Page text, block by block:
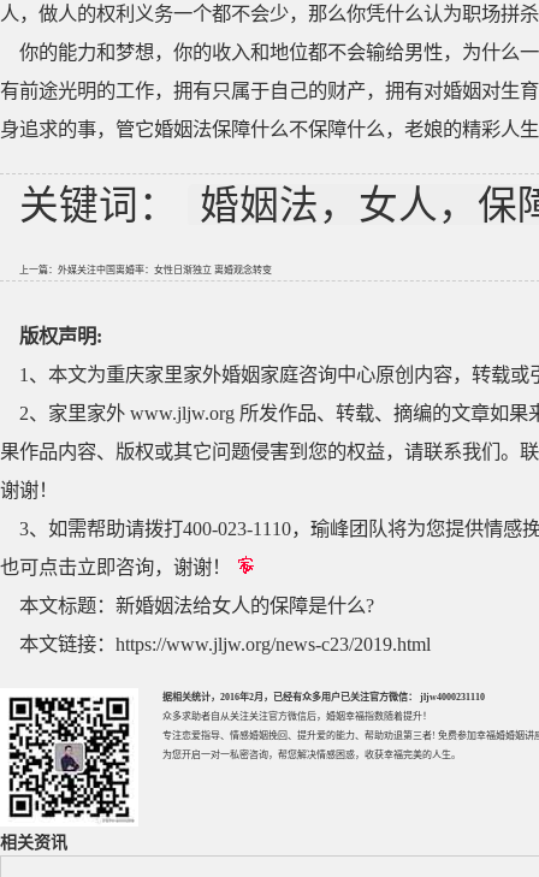
人，做人的权利义务一个都不会少，那么你凭什么认为职场拼
你的能力和梦想，你的收入和地位都不会输给男性，为什么
有前途光明的工作，拥有只属于自己的财产，拥有对婚姻对生
身追求的事，管它婚姻法保障什么不保障什么，老娘的精彩人
关键词： 婚姻法，女人，保
上一篇： 外媒关注中国离婚率：女性日渐独立 离婚观念转变
版权声明:
1、本文为重庆家里家外婚姻家庭咨询中心原创内容，转载
2、家里家外 www.jljw.org 所发作品、转载、摘编的文章如
果作品内容、版权或其它问题侵害到您的权益，请联系我们。
谢谢！
3、如需帮助请拨打400-023-1110，瑜峰团队将为您提供情
也可点击立即咨询，谢谢！
本文标题： 新婚姻法给女人的保障是什么?
本文链接： https://www.jljw.org/news-c23/2019.html
据相关统计，2016年2月，已经有众多用户已关注官方微信： jljw4000231110
众多求助者自从关注关注官方微信后，婚姻幸福指数随着提升！
专注恋爱指导、 情感婚姻挽回 、提升爱的能力、帮助劝退第三者! 免费参加幸福婚婚姻讲
为您开启一对一私密咨询，帮您解决情感困惑，收获幸福完美的人生。
相关资讯